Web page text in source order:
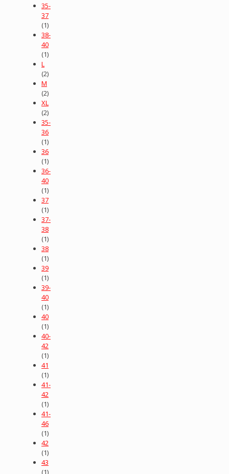
35-
37
(1)
38-
40
(1)
L
(2)
M
(2)
XL
(2)
35-
36
(1)
36
(1)
36-
40
(1)
37
(1)
37-
38
(1)
38
(1)
39
(1)
39-
40
(1)
40
(1)
40-
42
(1)
41
(1)
41-
42
(1)
41-
46
(1)
42
(1)
43
(1)